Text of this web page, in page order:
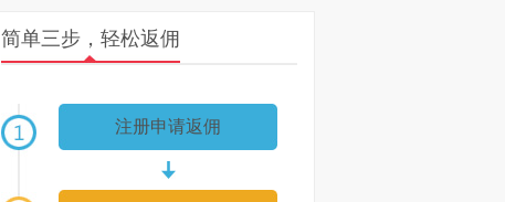
洪XX 南华期货
李XX 国王期货 71085元
浙商期货 60385元
简单三步，轻松返佣
注册申请返佣